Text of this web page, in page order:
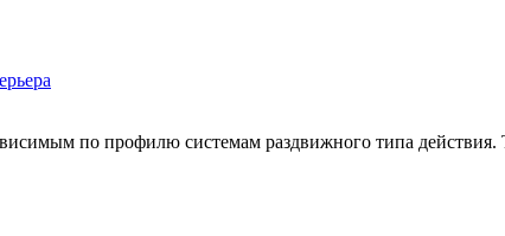
по профилю системам раздвижного типа действия.